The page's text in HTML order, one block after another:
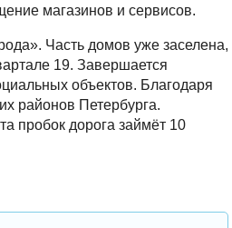
магазинов и сервисов.
Часть домов уже заселена,
19. Завершается
объектов. Благодаря
районов Петербурга.
пробок дорога займёт 10